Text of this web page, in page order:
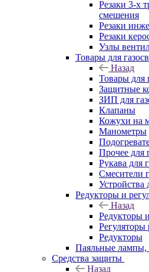
Резаки 3-х
смешения
Резаки
Резаки
Узлы
Товары для
Назад
Товары для
Защитные
ЗИП для
Клапаны
Кожухи на
Манометры
Прочее для
Рукава для
Смесители
Устройства
Редукторы и
Назад
Редукторы
Регуляторы
Редукторы
Паяльные лампы,
Средства защиты
Назад